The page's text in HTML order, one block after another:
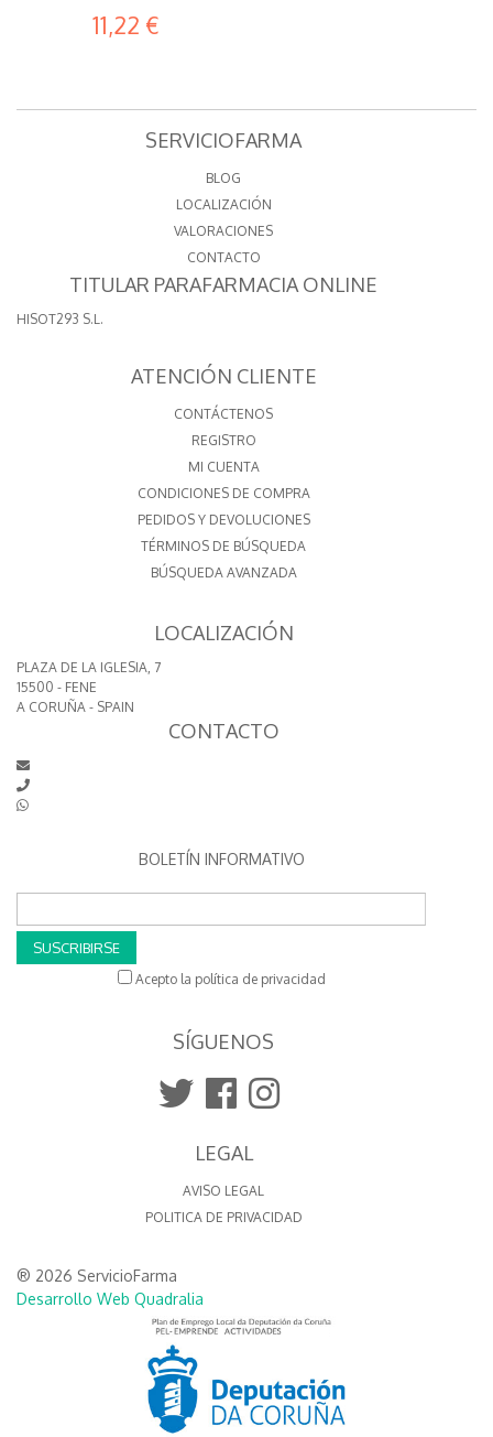
11,22 €
SERVICIOFARMA
BLOG
LOCALIZACIÓN
VALORACIONES
CONTACTO
TITULAR PARAFARMACIA ONLINE
HISOT293 S.L.
ATENCIÓN CLIENTE
CONTÁCTENOS
REGISTRO
MI CUENTA
CONDICIONES DE COMPRA
PEDIDOS Y DEVOLUCIONES
TÉRMINOS DE BÚSQUEDA
BÚSQUEDA AVANZADA
LOCALIZACIÓN
PLAZA DE LA IGLESIA, 7
15500 - FENE
A CORUÑA - SPAIN
CONTACTO
BOLETÍN INFORMATIVO
SUSCRIBIRSE
Acepto la política de privacidad
SÍGUENOS
LEGAL
AVISO LEGAL
POLITICA DE PRIVACIDAD
® 2026 ServicioFarma
Desarrollo Web Quadralia